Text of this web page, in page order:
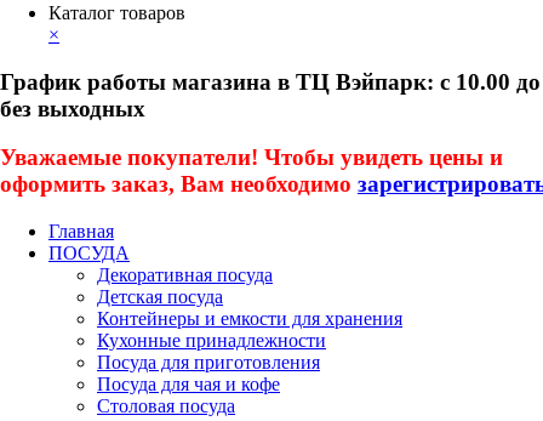
Каталог товаров
×
График работы магазина в ТЦ Вэйпарк: с 10.00 до
без выходных
Уважаемые покупатели! Чтобы увидеть цены и
оформить заказ, Вам необходимо
Главная
ПОСУДА
Декоративная посуда
Детская посуда
Контейнеры и емкости для хранения
Кухонные принадлежности
Посуда для приготовления
Посуда для чая и кофе
Столовая посуда